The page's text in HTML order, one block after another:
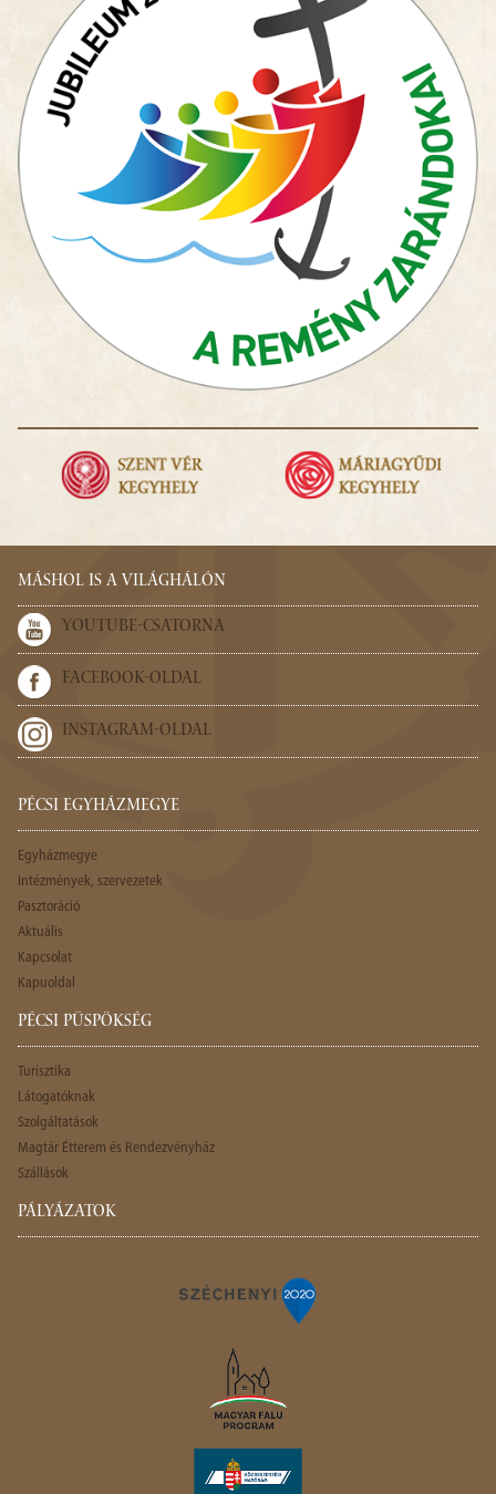
MÁSHOL IS A VILÁGHÁLÓN
YOUTUBE-CSATORNA
FACEBOOK-OLDAL
INSTAGRAM-OLDAL
PÉCSI EGYHÁZMEGYE
Egyházmegye
Intézmények, szervezetek
Pasztoráció
Aktuális
Kapcsolat
Kapuoldal
PÉCSI PÜSPÖKSÉG
Turisztika
Látogatóknak
Szolgáltatások
Magtár Étterem és Rendezvényház
Szállások
PÁLYÁZATOK